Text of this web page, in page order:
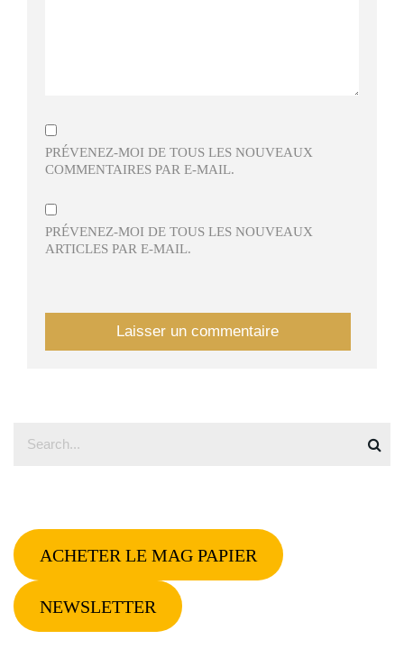
PRÉVENEZ-MOI DE TOUS LES NOUVEAUX
COMMENTAIRES PAR E-MAIL.
PRÉVENEZ-MOI DE TOUS LES NOUVEAUX
ARTICLES PAR E-MAIL.
ACHETER LE MAG PAPIER
NEWSLETTER